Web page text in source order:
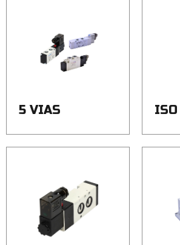
5 VIAS ISO